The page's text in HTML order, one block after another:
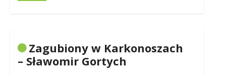
Zagubiony w Karkonoszach
– Sławomir Gortych